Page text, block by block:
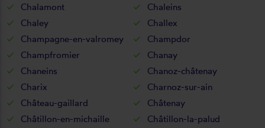
Chalamont
Chaleins
Chaley
Challex
Champagne-en-valromey
Champdor
Champfromier
Chanay
Chaneins
Chanoz-châtenay
Charix
Charnoz-sur-ain
Château-gaillard
Châtenay
Châtillon-en-michaille
Châtillon-la-palud